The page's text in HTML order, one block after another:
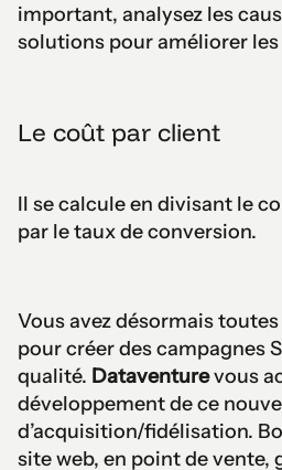
important, analysez les
solutions pour améliorer
Le coût par client
Il se calcule en divisant le
par le taux de conversion.
Vous avez désormais
pour créer des campagnes
qualité. Dataventurevous
développement de ce
d’acquisition/fidélisation.
site web, en point de vente,